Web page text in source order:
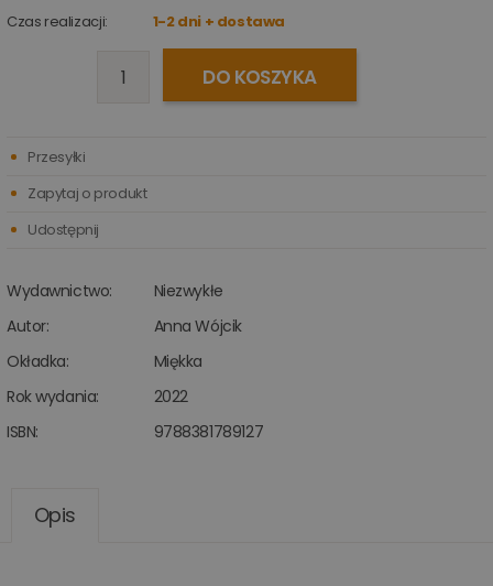
Czas realizacji:
1-2 dni + dostawa
DO KOSZYKA
Wydawnictwo:
Niezwykłe
Autor:
Anna Wójcik
Okładka:
Miękka
Rok wydania:
2022
ISBN:
9788381789127
Przesyłki
Zapytaj o produkt
Udostępnij
Opis